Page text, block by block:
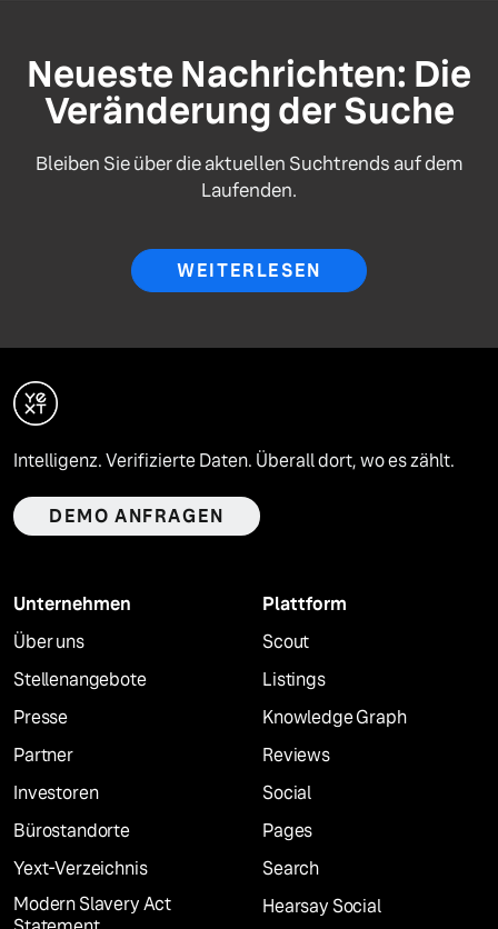
Neueste Nachrichten: Die
Veränderung der Suche
Bleiben Sie über die aktuellen Suchtrends auf dem
Laufenden.
WEITERLESEN
Intelligenz. Verifizierte Daten. Überall dort, wo es zählt.
DEMO ANFRAGEN
Unternehmen
Über uns
Stellenangebote
Presse
Partner
Investoren
Bürostandorte
Yext-Verzeichnis
Modern Slavery Act
Plattform
Scout
Listings
Knowledge Graph
Reviews
Social
Pages
Search
Hearsay Social